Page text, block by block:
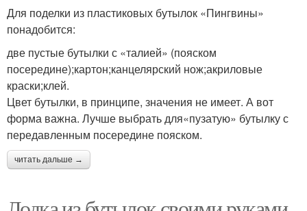
Для поделки из пластиковых бутылок «Пингвины»
понадобится:
две пустые бутылки с «талией» (пояском
посередине);картон;канцелярский нож;акриловые
краски;клей.
Цвет бутылки, в принципе, значения не имеет. А вот
форма важна. Лучше выбрать для«пузатую» бутылку с
передавленным посередине пояском.
читать дальше →